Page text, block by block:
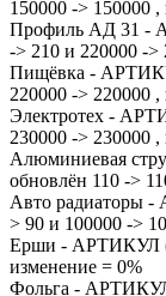
150000 -> 150000
Профиль АД 31 -
-> 210 и 220000 ->
Пищёвка -
220000 -> 220000
Электротех -
230000 -> 230000
Алюминиевая
обновлён 110 ->
Авто радиаторы
> 90 и 100000 ->
Ерши - АРТИКУЛ
изменение = 0%
Фольга - АРТИКУЛ